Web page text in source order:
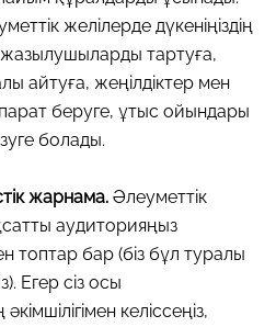
желілерде дүкеніңіздің
тартуға,
айтуға, жеңілдіктер мен
беруге, ұтыс ойындары
болады.
жарнама. Әлеуметтік
аудиторияңыз
топтар бар (біз бұл туралы
Егер сіз осы
келіссеңіз,